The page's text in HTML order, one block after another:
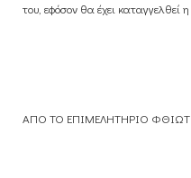
του, εφόσον θα έχει καταγγελθεί
ΑΠΟ ΤΟ ΕΠΙΜΕΛΗΤΗΡΙΟ